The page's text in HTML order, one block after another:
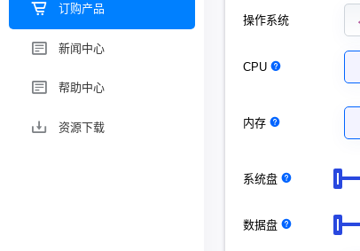
订购产品
新闻中心
帮助中心
资源下载
操作系统
CPU
内存
系统盘
数据盘